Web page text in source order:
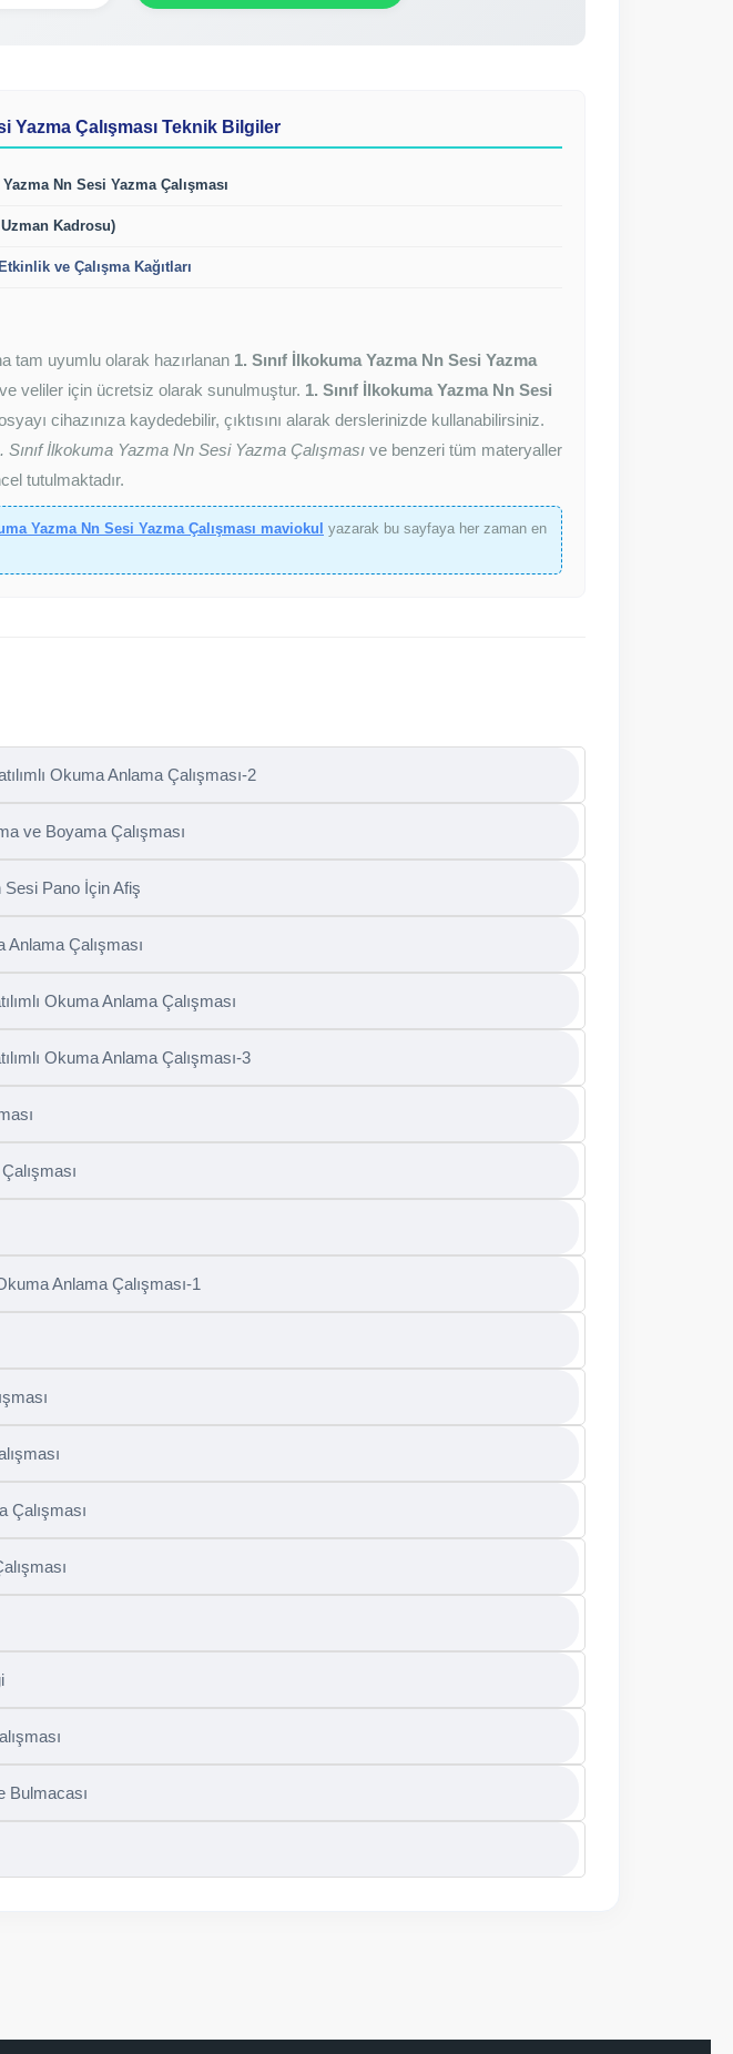
Yazma Çalışması Teknik Bilgiler
Nn Sesi Yazma Çalışması
Kadrosu)
ve Çalışma Kağıtları
tam uyumlu olarak hazırlanan 1. Sınıf İlkokuma Yazma Nn Sesi Yazma
veliler için ücretsiz olarak sunulmuştur. 1. Sınıf İlkokuma Yazma Nn Sesi
cihazınıza kaydedebilir, çıktısını alarak derslerinizde kullanabilirsiniz.
Sınıf İlkokuma Yazma Nn Sesi Yazma Çalışması ve benzeri tüm materyaller
tutulmaktadır.
Yazma Nn Sesi Yazma Çalışması maviokul yazarak bu sayfaya her zaman en
Okuma Anlama Çalışması-2
ve Boyama Çalışması
Sesi Pano İçin Afiş
Anlama Çalışması
Okuma Anlama Çalışması
Okuma Anlama Çalışması-3
Anlama Çalışması-1
Çalışması
Bulmacası